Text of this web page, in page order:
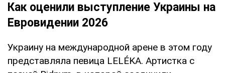
Как оценили выступление Украины на
Евровидении 2026
Украину на международной арене в этом году
представляла певица LELÉKA. Артистка с